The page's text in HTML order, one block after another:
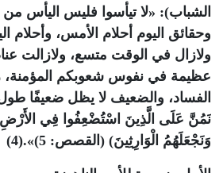
الشباب): «لا تيأسوا فليس اليأس من
وحقائق اليوم أحلام الأمس، وأحلام
ولازال في الوقت متسع، ولازالت
عظيمة في نفوس شعوبكم المؤمنة،
الفساد، والضعيف لا يظل ضعيفًا طول
نَمُنَّ عَلَى الَّذِينَ اسْتُضْعِفُوا فِي الأَرْضِ
وَنَجْعَلَهُمُ الْوَارِثِينَ) (القصص: 5)».(4)